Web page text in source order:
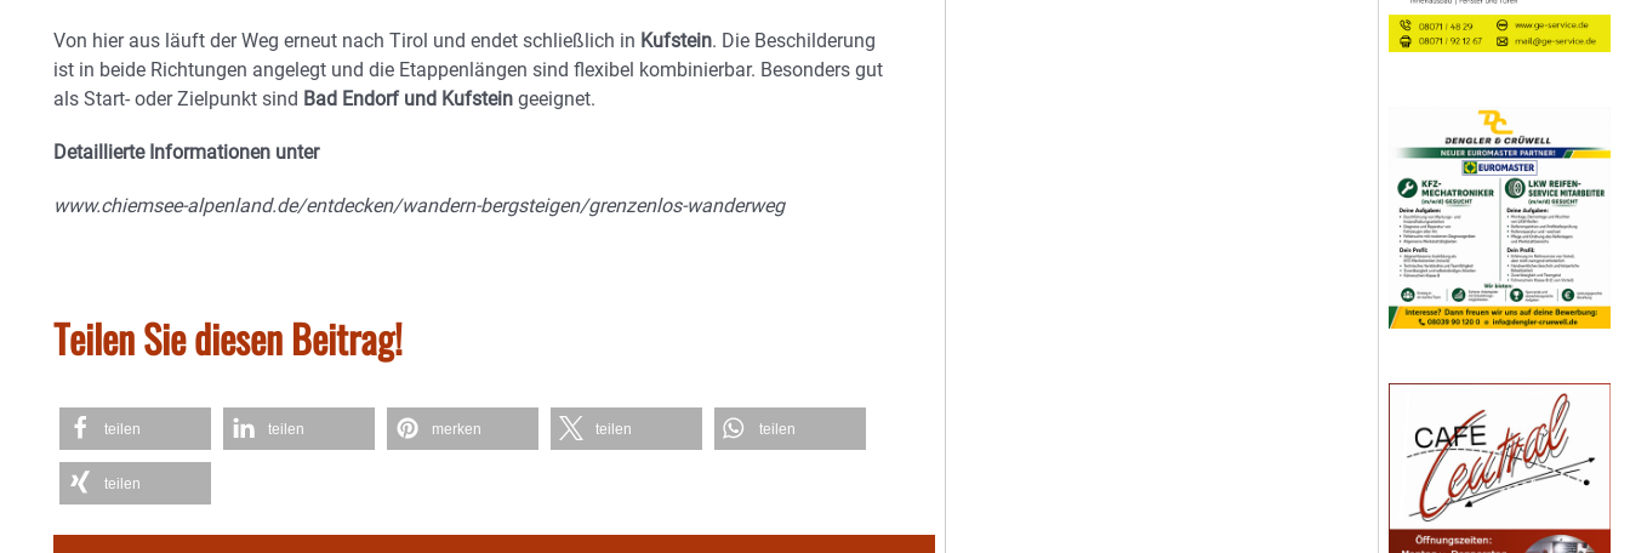
Von hier aus läuft der Weg erneut nach Tirol und endet schließlich in Kufstein. Die Beschilderung
ist in beide Richtungen angelegt und die Etappenlängen sind flexibel kombinierbar. Besonders gut
als Start- oder Zielpunkt sind Bad Endorf und Kufstein geeignet.
Detaillierte Informationen unter
www.chiemsee-alpenland.de/entdecken/wandern-bergsteigen/grenzenlos-wanderweg
Teilen Sie diesen Beitrag!
teilen teilen merken teilen teilen
teilen